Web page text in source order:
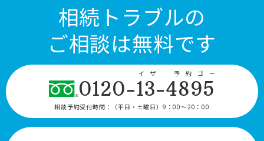
相続トラブルの
ご相談は無料です
0120-13-4895
イザ 予約ゴー
相談予約受付時間： （平日・土曜日）9：00〜20：00